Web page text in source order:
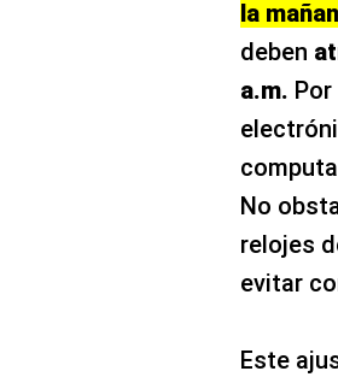
la
deben
a.m.
No
relojes
evitar
Este